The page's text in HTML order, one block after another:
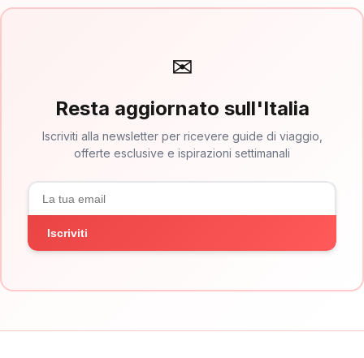
✉
Resta aggiornato sull'Italia
Iscriviti alla newsletter per ricevere guide di viaggio,
offerte esclusive e ispirazioni settimanali
Iscriviti